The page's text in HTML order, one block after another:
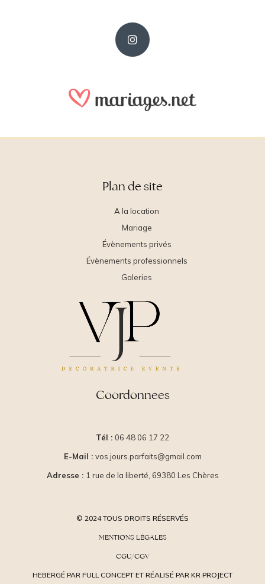
Plan de site
A la location
Mariage
Évènements privés
Évènements professionnels
Galeries
Coordonnees
Tél : 06 48 06 17 22
E-Mail : vos.jours.parfaits@gmail.com
Adresse : 1 rue de la liberté, 69380 Les Chères
© 2024 TOUS DROITS RÉSERVÉS
MENTIONS LÉGALES
CGU/CGV
HEBERGÉ PAR FULL CONCEPT ET RÉALISÉ PAR KR PROJECT